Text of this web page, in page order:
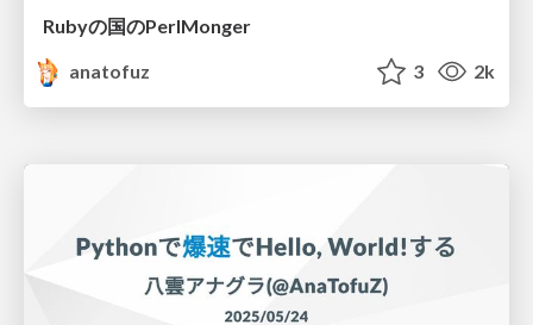
Rubyの国のPerlMonger
anatofuz
3 2k